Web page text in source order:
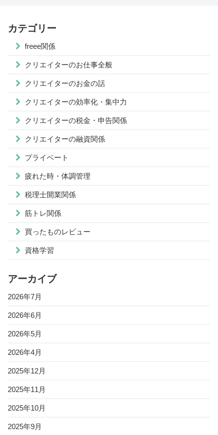
カテゴリー
freee関係
クリエイターのお仕事全般
クリエイターのお金の話
クリエイターの効率化・集中力
クリエイターの税金・申告関係
クリエイターの融資関係
プライベート
疲れた時・体調管理
税理士開業関係
筋トレ関係
買ったものレビュー
資格学習
アーカイブ
2026年7月
2026年6月
2026年5月
2026年4月
2025年12月
2025年11月
2025年10月
2025年9月